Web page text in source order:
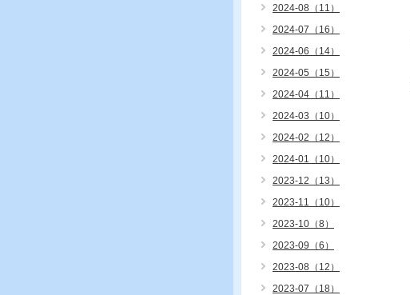
2024-08（11）
2024-07（16）
2024-06（14）
2024-05（15）
2024-04（11）
2024-03（10）
2024-02（12）
2024-01（10）
2023-12（13）
2023-11（10）
2023-10（8）
2023-09（6）
2023-08（12）
2023-07（18）